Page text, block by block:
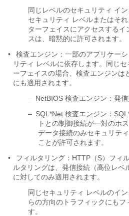
同じレベルのセキュリティ イ
セキュリティ レベルまたはそ
ターフェイスにアクセスする
スは、暗黙的に許可されます。
•
検査エンジン ：一部のアプリケー
リティ レベルに依存します。同じ
ーフェイスの場合、検査エンジンは
にも適用されます。
– NetBIOS 検査エンジン：発
– SQL*Net 検査エンジン：
トとの制御接続が一対のホ
データ接続のみセキュリテ
ことが許可されます。
•
フィルタリング ：HTTP（S）フィ
ルタリングは、発信接続（高位レベ
に対してのみ適用されます。
同じセキュリティ レベルのイ
らの方向のトラフィックにもフ
す。